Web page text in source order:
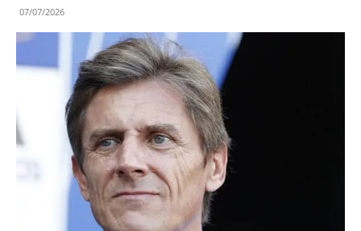
07/07/2026